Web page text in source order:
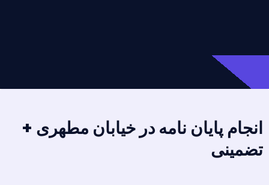
انجام پایان نامه در خیابان مطهری +
تضمینی